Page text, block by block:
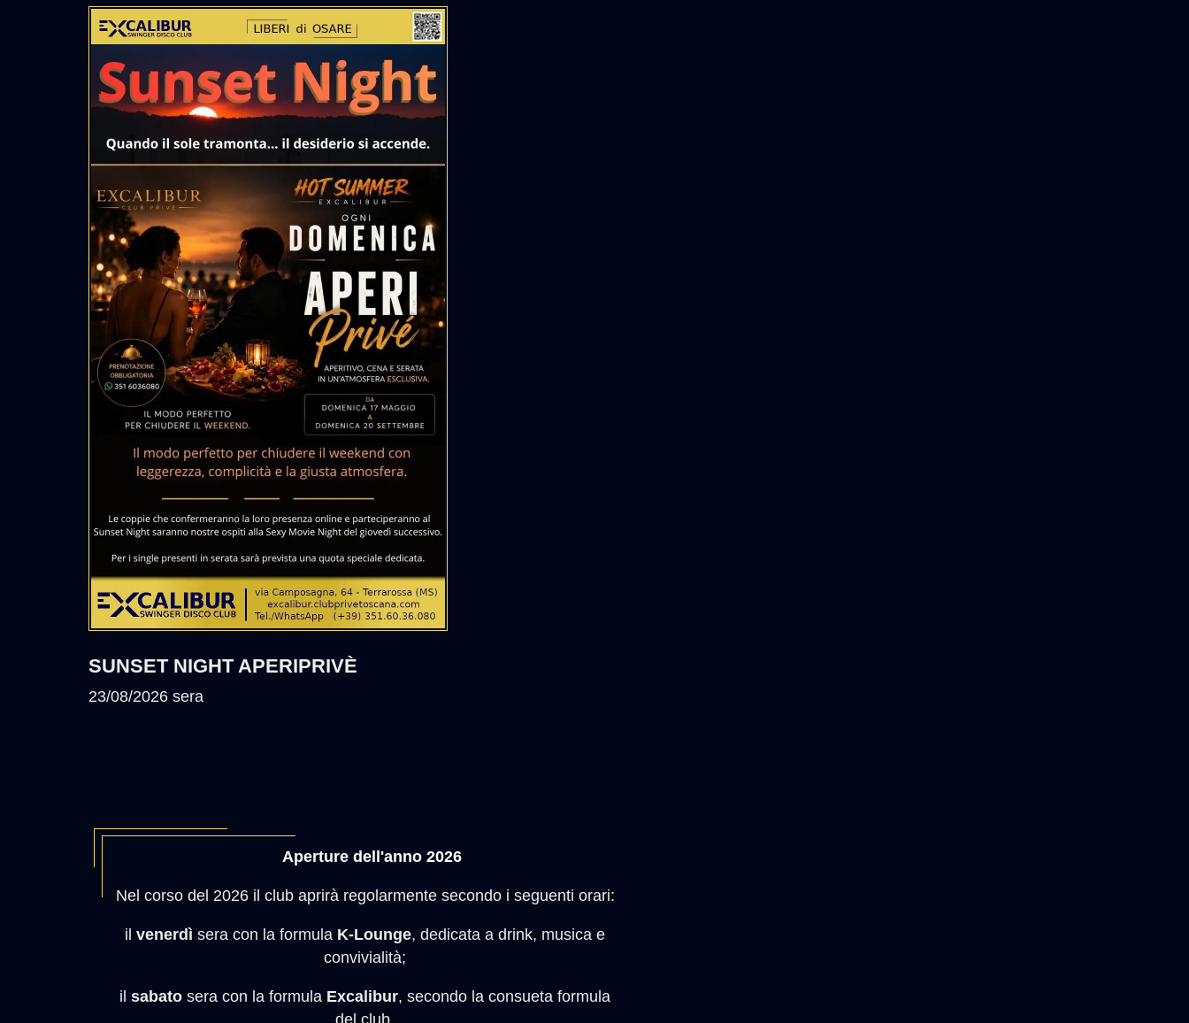
SUNSET NIGHT APERIPRIVÈ
23/08/2026 sera
Aperture dell'anno 2026
Nel corso del 2026 il club aprirà regolarmente secondo i seguenti orari:
ilvenerdì sera con la formula K-Lounge, dedicata a drink, musica e
convivialità;
ilsabato sera con la formula Excalibur, secondo la consueta formula